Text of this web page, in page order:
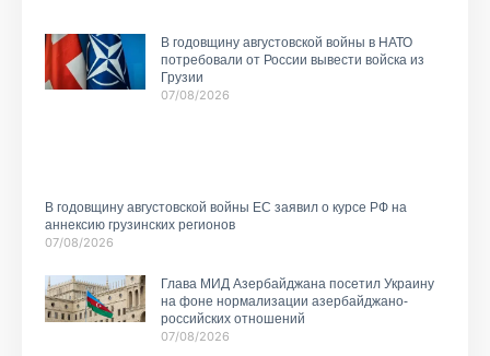
В годовщину августовской войны в НАТО
потребовали от России вывести войска из
Грузии
07/08/2026
В годовщину августовской войны ЕС заявил о курсе РФ на
аннексию грузинских регионов
07/08/2026
Глава МИД Азербайджана посетил Украину
на фоне нормализации азербайджано-
российских отношений
07/08/2026